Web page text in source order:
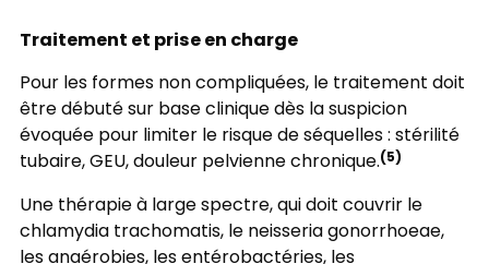
Traitement et prise en charge
Pour les formes non compliquées, le traitement doit
être débuté sur base clinique dès la suspicion
évoquée pour limiter le risque de séquelles : stérilité
tubaire, GEU, douleur pelvienne chronique.(5)
Une thérapie à large spectre, qui doit couvrir le
chlamydia trachomatis, le neisseria gonorrhoeae,
les anaérobies, les entérobactéries, les